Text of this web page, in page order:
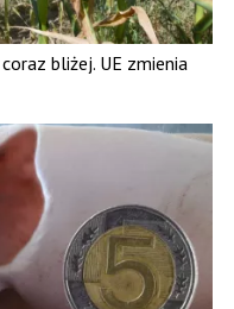
bliżej. UE zmienia